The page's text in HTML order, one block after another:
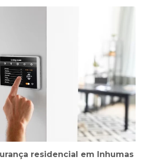
residencial em Inhumas